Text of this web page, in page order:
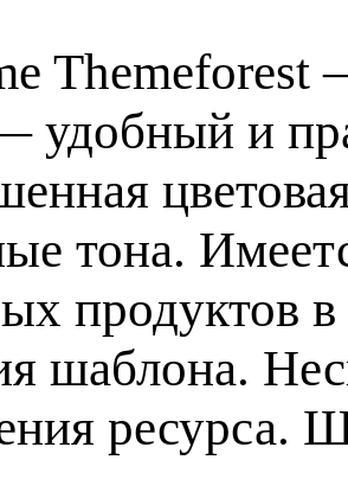
Themeforest
удобный и
тона.
продуктов
шаблона.
ресурса.